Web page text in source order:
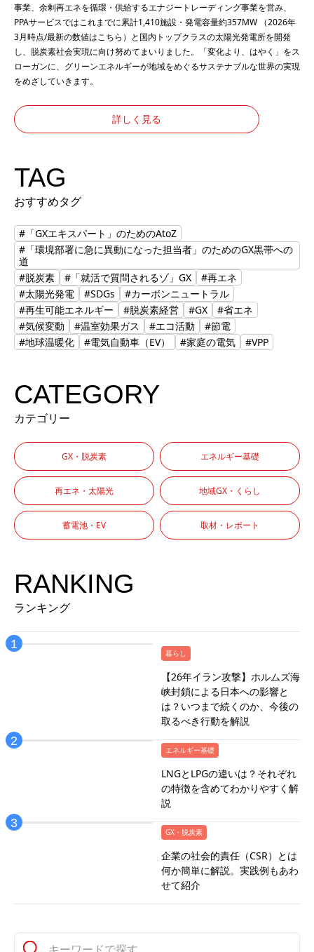
事業、余剰再エネを循環・供給するエナジートレーディング事業を営み、
PPAサービスではこれまでに累計1,410施設・発電容量約357MW （2026年
3月時点/最新の数値はこちら ）と国内トップクラスの太陽光発電所を開発
し、脱炭素社会実現に向け努めてまいりました。「変化より、はやく」をス
ローガンに、グリーンエネルギーが地域をめぐるサステナブルな世界の実現
をめざしていきます。
詳しく見る
TAG
おすすめタグ
#「GXエキスパート」のためのAtoZ
#「環境部署に急に異動になった担当者」のためのGX黒帯への
道
#脱炭素
#「就活で質問されるゾ」GX
#再エネ
#太陽光発電
#SDGs
#カーボンニュートラル
#再生可能エネルギー
#脱炭素経営 #GX
#省エネ
#気候変動
#温室効果ガス #エコ活動
#節電
#地球温暖化
#電気自動車（EV） #家庭の電気 #VPP
CATEGORY
カテゴリー
GX・脱炭素 エネルギー基礎
再エネ・太陽光 地域GX・くらし
蓄電池・EV 取材・レポート
RANKING
ランキング
暮らし
【26年イラン攻撃】ホルムズ海
峡封鎖による日本への影響と
は？いつまで続くのか、今後の
取るべき行動を解説
エネルギー基礎
LNGとLPGの違いは？それぞれ
の特徴を含めてわかりやすく解
説
GX・脱炭素
企業の社会的責任（CSR）とは
何か簡単に解説。実践例もあわ
せて紹介